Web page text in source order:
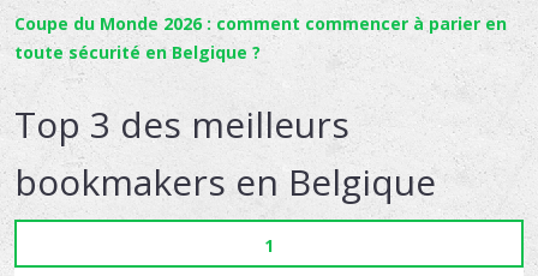
Coupe du Monde 2026 : comment commencer à parier en
toute sécurité en Belgique ?
Top 3 des meilleurs
bookmakers en Belgique
1